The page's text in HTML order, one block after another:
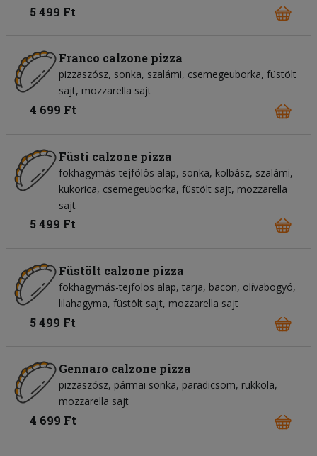
5 499 Ft
Franco calzone pizza
pizzaszósz sonka szalámi csemegeuborka füstölt
sajt mozzarella sajt
4 699 Ft
Füsti calzone pizza
fokhagymás-tejfölös alap sonka kolbász szalámi
kukorica csemegeuborka füstölt sajt mozzarella
sajt
5 499 Ft
Füstölt calzone pizza
fokhagymás-tejfölös alap tarja bacon olívabogyó
lilahagyma füstölt sajt mozzarella sajt
5 499 Ft
Gennaro calzone pizza
pizzaszósz pármai sonka paradicsom rukkola
mozzarella sajt
4 699 Ft